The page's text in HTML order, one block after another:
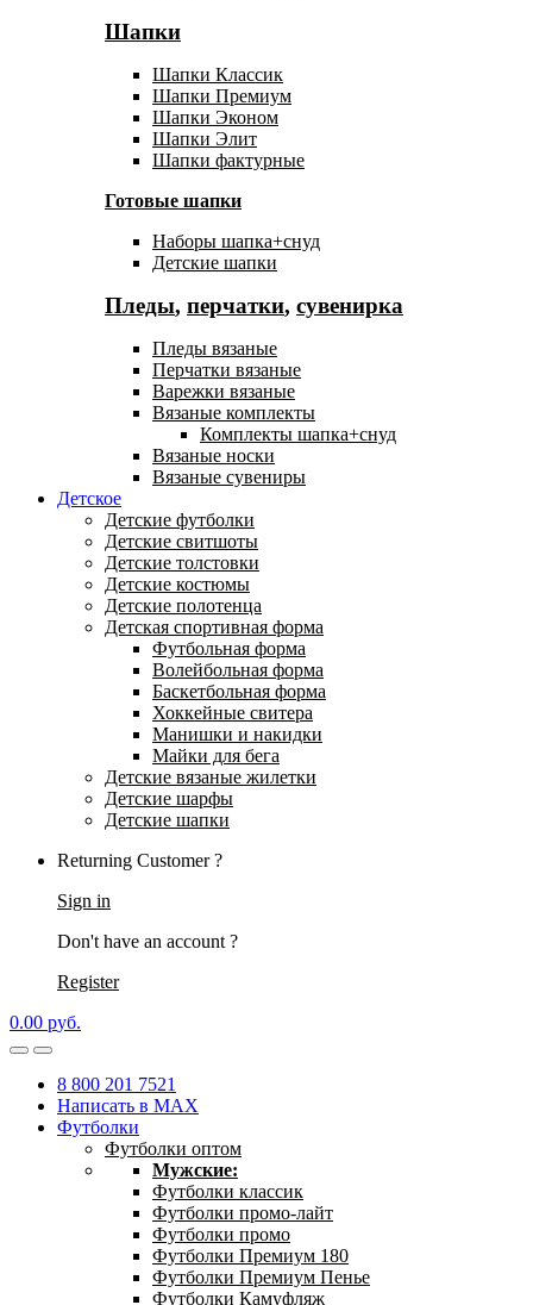
Шапки
Шапки Классик
Шапки Премиум
Шапки Эконом
Шапки Элит
Шапки фактурные
Готовые шапки
Наборы шапка+снуд
Детские шапки
Пледы, перчатки, сувенирка
Пледы вязаные
Перчатки вязаные
Варежки вязаные
Вязаные комплекты
Комплекты шапка+снуд
Вязаные носки
Вязаные сувениры
Детское
Детские футболки
Детские свитшоты
Детские толстовки
Детские костюмы
Детские полотенца
Детская спортивная форма
Футбольная форма
Волейбольная форма
Баскетбольная форма
Хоккейные свитера
Манишки и накидки
Майки для бега
Детские вязаные жилетки
Детские шарфы
Детские шапки
Returning Customer ?
Sign in
Don't have an account ?
Register
0.00 руб.
8 800 201 7521
Написать в MAX
Футболки
Футболки оптом
Мужские:
Футболки классик
Футболки промо-лайт
Футболки промо
Футболки Премиум 180
Футболки Премиум Пенье
Футболки Камуфляж